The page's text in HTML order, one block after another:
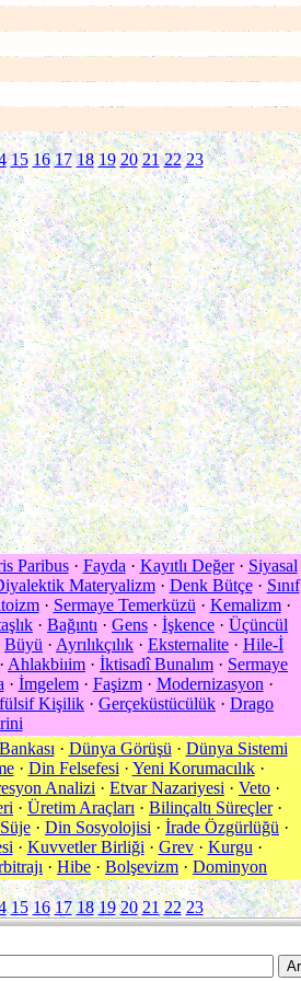
15 16 17 18 19 20 21 22 23
Paribus· Fayda · Kayıtlı Değer· Siyasal
Materyalizm· Denk Bütçe· Sınıf
· Sermaye Temerküzü · Kemalizm·
· Bağıntı · Gens · İşkence · Üçüncül
Büyü · Ayrılıkçılık · Eksternalite · Hile-İ
· Ahlakbiıim · İktisadî Bunalım · Sermaye
· İmgelem· Faşizm· Modernizasyon ·
Kişilik · Gerçeküstücülük · Drago
· Dünya Görüşü · Dünya Sistemi
· Din Felsefesi · Yeni Korumacılık·
Analizi · Etvar Nazariyesi · Veto ·
· Üretim Araçları · Bilinçaltı Süreçler·
Süje · Din Sosyolojisi · İrade Özgürlüğü ·
· Kuvvetler Birliği · Grev· Kurgu ·
· Hibe · Bolşevizm · Dominyon
15 16 17 18 19 20 21 22 23